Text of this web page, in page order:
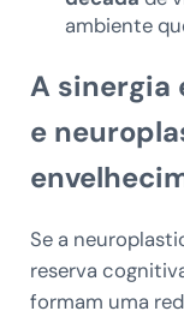
ambiente
A sinergia
e
Se a
reserva
formam uma